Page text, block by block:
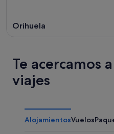
Orihuela
Te acercamos
viajes
AlojamientosVuelos